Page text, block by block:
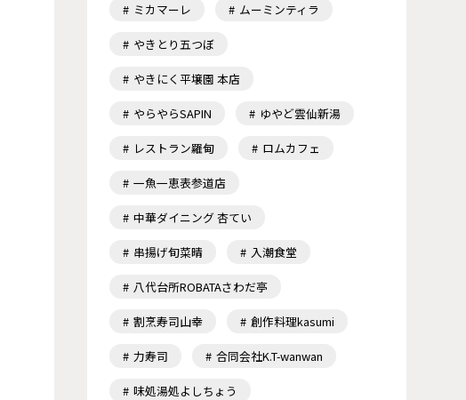
ミカマーレ ムーミンティラ
やきとり五つぼ
やきにく平壌園 本店
やらやらSAPIN ゆやど雲仙新湯
レストラン羅甸 ロムカフェ
一魚一恵表参道店
中華ダイニング 杏てい
串揚げ旬菜晴 入潮食堂
八代台所ROBATAさわだ亭
割烹寿司山幸 創作料理kasumi
力寿司 合同会社K.T-wanwan
味処湯処よしちょう